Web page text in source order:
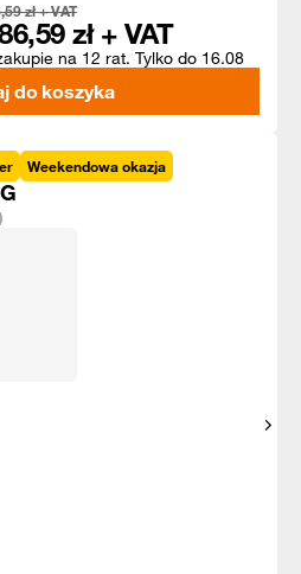
zł + VAT
zł + VAT
na 12 rat. Tylko do 16.08
do koszyka
Weekendowa okazja